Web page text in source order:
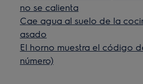
no se calienta
Cae agua al suelo de la
asado
El horno muestra el código
número)